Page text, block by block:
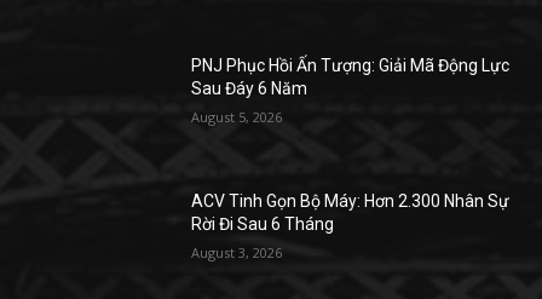
PNJ Phục Hồi Ấn Tượng: Giải Mã Động Lực
Sau Đáy 6 Năm
August 5, 2026
ACV Tinh Gọn Bộ Máy: Hơn 2.300 Nhân Sự
Rời Đi Sau 6 Tháng
August 3, 2026